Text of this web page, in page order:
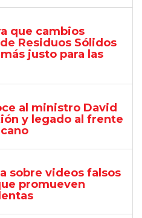
que cambios
Residuos Sólidos
justo para las
al ministro David
y legado al frente
sobre videos falsos
promueven